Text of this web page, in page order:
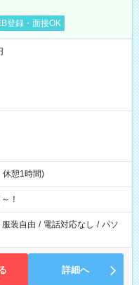
登録・面接OK
憩1時間)
！
服装自由 / 電話対応なし / パソ
詳細へ